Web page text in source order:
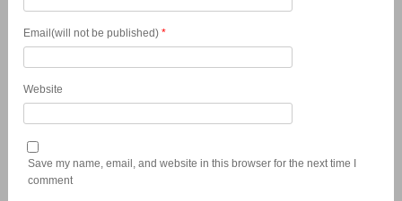
Email(will not be published)*
Website
Save my name, email, and website in this browser for the next time I
comment